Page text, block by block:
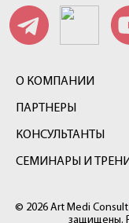
О КОМПАНИИ
ПАРТНЕРЫ
КОНСУЛЬТАНТЫ
СЕМИНАРЫ И
© 2026 Art Medi
защищены.